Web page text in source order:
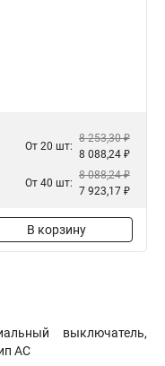
От 20 шт:
8 253,30 ₽
8 088,24 ₽
От 40 шт:
8 088,24 ₽
7 923,17 ₽
В корзину
выключатель,
АС